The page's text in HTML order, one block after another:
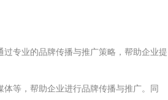
专业的品牌传播与推广策略，帮助企业提
等，帮助企业进行品牌传播与推广。同